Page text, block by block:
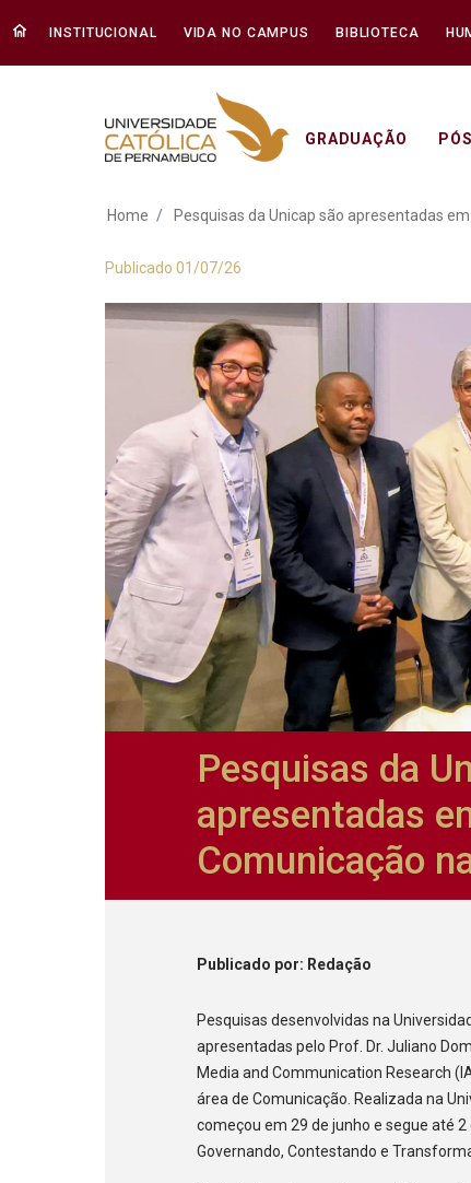
INSTITUCIONAL VIDA NO CAMPUS BIBLIOTECA
GRADUAÇÃO
Pesquisas da
Home Pesquisas da Unicap são apresentadas
Publicado 01/07/26
Pesquisas da
apresentadas
Comunicação
Publicado por: Redação
Pesquisas desenvolvidas na
apresentadas pelo Prof. Dr. Juliano
Media and Communication Research
área de Comunicação. Realizada na
começou em 29 de junho e segue até
Governando, Contestando e